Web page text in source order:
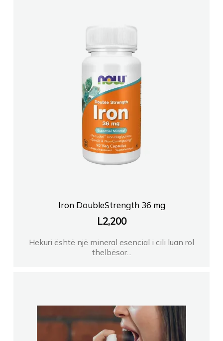
Iron DoubleStrength 36 mg
L2,200
Hekuri është një mineral esencial i cili luan rol
thelbësor...